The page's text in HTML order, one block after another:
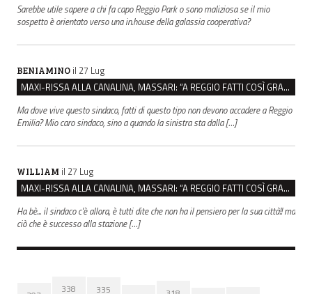
Sarebbe utile sapere a chi fa capo Reggio Park o sono maliziosa se il mio
sospetto è orientato verso una in.house della galassia cooperativa?
BENIAMINO il 27 Lug
MAXI-RISSA ALLA CANALINA, MASSARI: “A REGGIO FATTI COSÌ GRAVI NON DEVONO TROVARE SPAZIO”
Ma dove vive questo sindaco, fatti di questo tipo non devono accadere a Reggio
Emilia? Mio caro sindaco, sino a quando la sinistra sta dalla […]
WILLIAM il 27 Lug
MAXI-RISSA ALLA CANALINA, MASSARI: “A REGGIO FATTI COSÌ GRAVI NON DEVONO TROVARE SPAZIO”
Ha bè... il sindaco c'è allora, è tutti dite che non ha il pensiero per la sua città!! ma
ciò che è successo alla stazione […]
338 335